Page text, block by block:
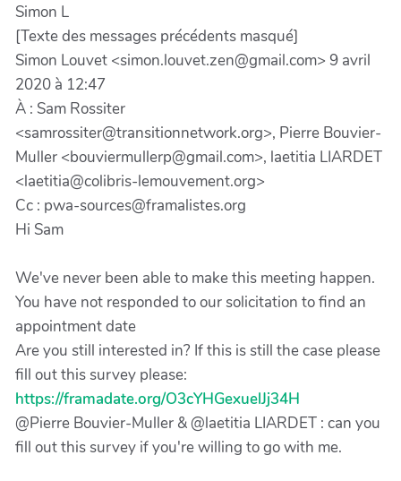
Simon L
[Texte des messages précédents masqué]
Simon Louvet <simon.louvet.zen@gmail.com> 9 avril
2020 à 12:47
À : Sam Rossiter
<samrossiter@transitionnetwork.org>, Pierre Bouvier-
Muller <bouviermullerp@gmail.com>, laetitia LIARDET
<laetitia@colibris-lemouvement.org>
Cc : pwa-sources@framalistes.org
Hi Sam
We've never been able to make this meeting happen.
You have not responded to our solicitation to find an
appointment date
Are you still interested in? If this is still the case please
fill out this survey please:
https://framadate.org/O3cYHGexuelJj34H
@Pierre Bouvier-Muller & @laetitia LIARDET : can you
fill out this survey if you're willing to go with me.